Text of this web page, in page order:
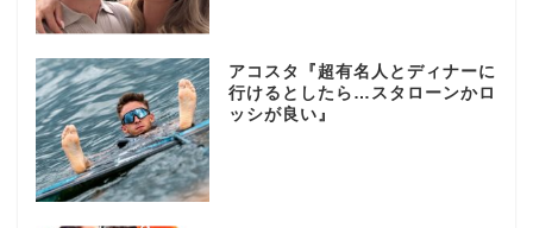
アコスタ『超有名人とディナーに
行けるとしたら…スタローンかロ
ッシが良い』